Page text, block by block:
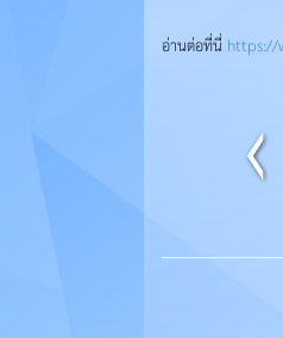
อ่านต่อที่นี่ https://